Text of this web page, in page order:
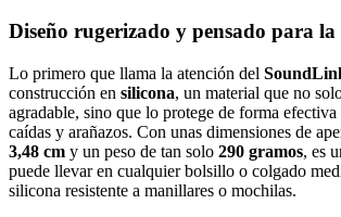
Diseño rugerizado y pensado para
Lo primero que llama la atención del
construcción en silicona, un material que no
agradable, sino que lo protege de forma efectiva
caídas y arañazos. Con unas dimensiones de
3,48 cm y un peso de tan solo 290 gramos, es
puede llevar en cualquier bolsillo o colgado
silicona resistente a manillares o mochilas.